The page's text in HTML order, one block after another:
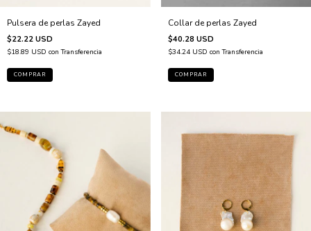
Pulsera de perlas Zayed
$22.22 USD
$18.89 USD con Transferencia
Collar de perlas Zayed
$40.28 USD
$34.24 USD con Transferencia